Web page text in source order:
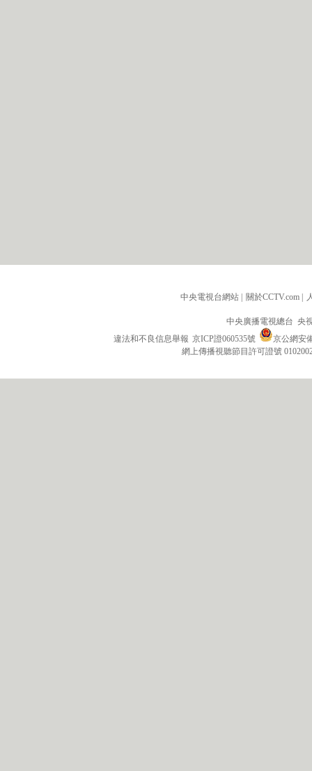
中央電視台網站 | 關於CCTV.com |
中央廣播電視總台 央
違法和不良信息舉報 京ICP證060535號
京公網安
網上傳播視聽節目許可證號